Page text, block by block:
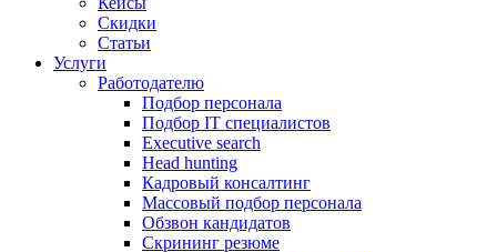
Скидки
Статьи
Услуги
Работодателю
Подбор персонала
Подбор IT специалистов
Еxecutive search
Head hunting
Кадровый консалтинг
Массовый подбор персонала
Обзвон кандидатов
Скрининг резюме